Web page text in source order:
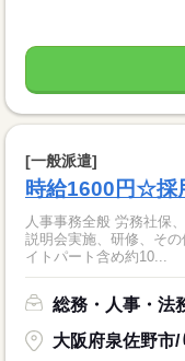
[一般派遣]
時給1600円☆採
人事事務全般 労務社保
説明会実施、研修、そ
イトパート含め約10...
総務・人事・法
大阪府泉佐野市/